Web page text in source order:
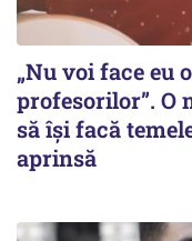
„Nu voi face eu
profesorilor”. O
să își facă
aprinsă